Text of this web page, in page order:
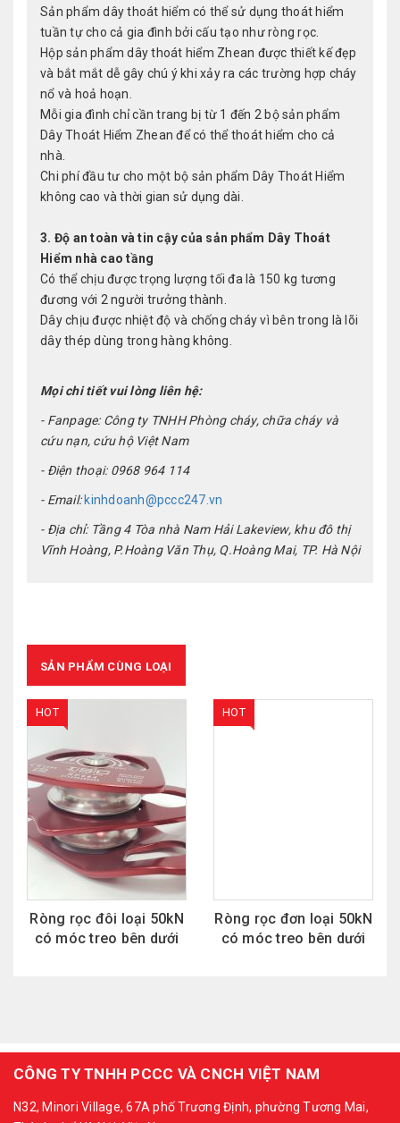
Sản phẩm dây thoát hiểm có thể sử dụng thoát hiểm
tuần tự cho cả gia đình bởi cấu tạo như ròng rọc.
Hộp sản phẩm dây thoát hiểm Zhean được thiết kế đẹp
và bắt mắt dễ gây chú ý khi xảy ra các trường hợp cháy
nổ và hoả hoạn.
Mỗi gia đình chỉ cần trang bị từ 1 đến 2 bộ sản phẩm
Dây Thoát Hiểm Zhean để có thể thoát hiểm cho cả
nhà.
Chi phí đầu tư cho một bộ sản phẩm Dây Thoát Hiểm
không cao và thời gian sử dụng dài.
3. Độ an toàn và tin cậy của sản phẩm Dây Thoát
Hiểm nhà cao tầng
Có thể chịu được trọng lượng tối đa là 150 kg tương
đương với 2 người trưởng thành.
Dây chịu được nhiệt độ và chống cháy vì bên trong là lõi
dây thép dùng trong hàng không.
Mọi chi tiết vui lòng liên hệ:
- Fanpage: Công ty TNHH Phòng cháy, chữa cháy và
cứu nạn, cứu hộ Việt Nam
- Điện thoại: 0968 964 114
- Email: kinhdoanh@pccc247.vn
- Địa chỉ: Tầng 4 Tòa nhà Nam Hải Lakeview, khu đô thị
Vĩnh Hoàng, P.Hoàng Văn Thụ, Q.Hoàng Mai, TP. Hà Nội
SẢN PHẨM CÙNG LOẠI
HOT
Ròng rọc đôi loại 50kN
có móc treo bên dưới
HOT
Ròng rọc đơn loại 50kN
có móc treo bên dưới
CÔNG TY TNHH PCCC VÀ CNCH VIỆT NAM
N32, Minori Village, 67A phố Trương Định, phường Tương Mai,